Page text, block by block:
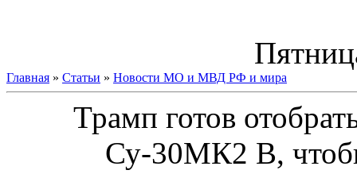
Главная » Статьи » Новости МО и МВД РФ и мира
Трамп готов
Су-30МК2 В,